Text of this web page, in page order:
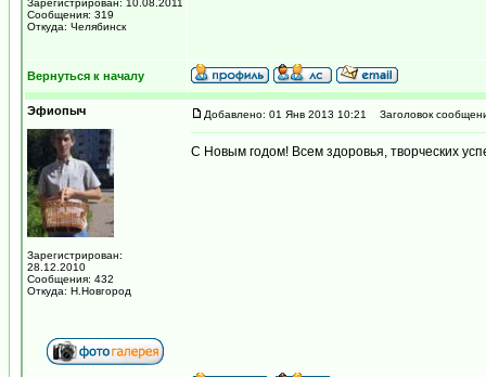
Зарегистрирован: 10.08.2011
Сообщения: 319
Откуда: Челябинск
Вернуться к началу
Эфиопыч
Зарегистрирован:
28.12.2010
Сообщения: 432
Откуда: Н.Новгород
Добавлено: 01 Янв 2013 10:21 Заголовок
С Новым годом! Всем здоровья, творческих